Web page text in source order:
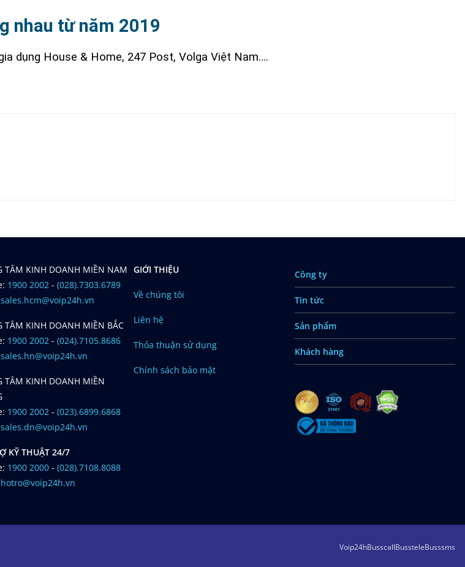
nhau từ năm 2019
dụng House & Home, 247 Post, Volga Việt Nam….
TÂM KINH DOANH MIỀN NAM
1900 2002- (028).7303.6789
sales.hcm@voip24h.vn
TÂM KINH DOANH MIỀN BẮC
1900 2002- (024).7105.8686
sales.hn@voip24h.vn
TÂM KINH DOANH MIỀN
1900 2002- (023).6899.6868
sales.dn@voip24h.vn
KỸ THUẬT 24/7
1900 2000- (028).7108.8088
hotro@voip24h.vn
GIỚI THIỆU
Về chúng tôi
Liên hệ
Thỏa thuận sử dụng
Chính sách bảo mật
Công ty
Tin tức
Sản phẩm
Khách hàng
Voip24hBusscallBussteleBusssms